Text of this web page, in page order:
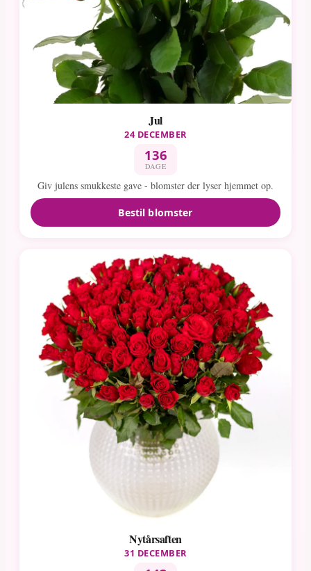
Jul
24 DECEMBER
136
DAGE
Giv julens smukkeste gave - blomster der lyser hjemmet op.
Bestil blomster
Nytårsaften
31 DECEMBER